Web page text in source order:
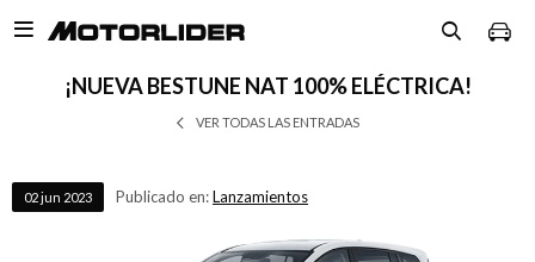

¡NUEVA BESTUNE NAT 100% ELÉCTRICA!
VER TODAS LAS ENTRADAS
02jun 2023 Publicado en:Lanzamientos